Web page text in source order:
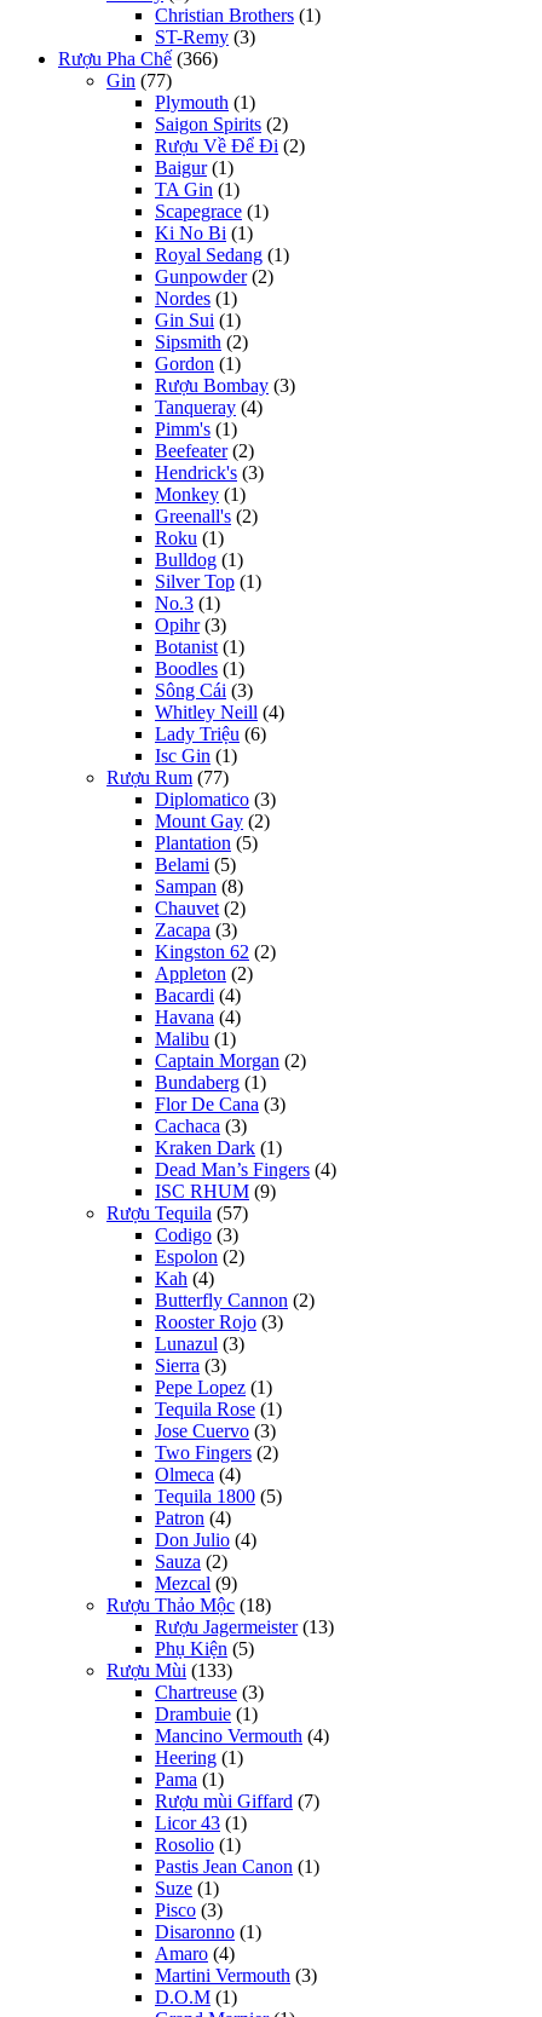
Christian Brothers (1)
ST-Remy (3)
Rượu Pha Chế (366)
Gin (77)
Plymouth (1)
Saigon Spirits (2)
Rượu Về Để Đi (2)
Baigur (1)
TA Gin (1)
Scapegrace (1)
Ki No Bi (1)
Royal Sedang (1)
Gunpowder (2)
Nordes (1)
Gin Sui (1)
Sipsmith (2)
Gordon (1)
Rượu Bombay (3)
Tanqueray (4)
Pimm's (1)
Beefeater (2)
Hendrick's (3)
Monkey (1)
Greenall's (2)
Roku (1)
Bulldog (1)
Silver Top (1)
No.3 (1)
Opihr (3)
Botanist (1)
Boodles (1)
Sông Cái (3)
Whitley Neill (4)
Lady Triệu (6)
Isc Gin (1)
Rượu Rum (77)
Diplomatico (3)
Mount Gay (2)
Plantation (5)
Belami (5)
Sampan (8)
Chauvet (2)
Zacapa (3)
Kingston 62 (2)
Appleton (2)
Bacardi (4)
Havana (4)
Malibu (1)
Captain Morgan (2)
Bundaberg (1)
Flor De Cana (3)
Cachaca (3)
Kraken Dark (1)
Dead Man’s Fingers (4)
ISC RHUM (9)
Rượu Tequila (57)
Codigo (3)
Espolon (2)
Kah (4)
Butterfly Cannon (2)
Rooster Rojo (3)
Lunazul (3)
Sierra (3)
Pepe Lopez (1)
Tequila Rose (1)
Jose Cuervo (3)
Two Fingers (2)
Olmeca (4)
Tequila 1800 (5)
Patron (4)
Don Julio (4)
Sauza (2)
Mezcal (9)
Rượu Thảo Mộc (18)
Rượu Jagermeister (13)
Phụ Kiện (5)
Rượu Mùi (133)
Chartreuse (3)
Drambuie (1)
Mancino Vermouth (4)
Heering (1)
Pama (1)
Rượu mùi Giffard (7)
Licor 43 (1)
Rosolio (1)
Pastis Jean Canon (1)
Suze (1)
Pisco (3)
Disaronno (1)
Amaro (4)
Martini Vermouth (3)
D.O.M (1)